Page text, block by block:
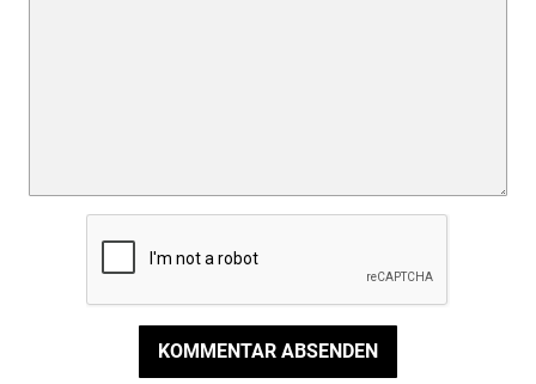
KOMMENTAR ABSENDEN